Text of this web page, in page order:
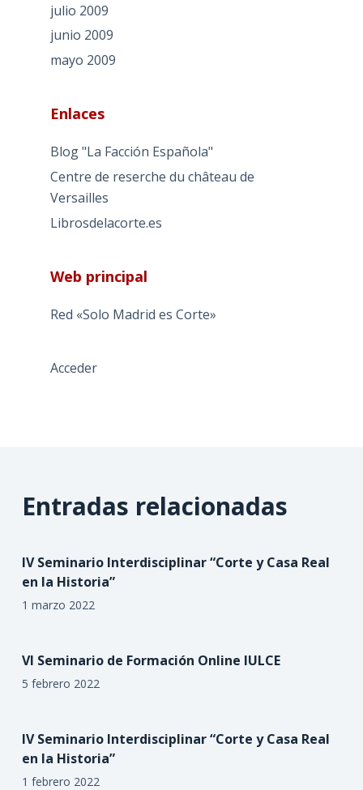
julio 2009
junio 2009
mayo 2009
Enlaces
Blog "La Facción Española"
Centre de reserche du château de
Versailles
Librosdelacorte.es
Web principal
Red «Solo Madrid es Corte»
Acceder
Entradas relacionadas
IV Seminario Interdisciplinar “Corte y Casa Real
en la Historia”
1 marzo 2022
VI Seminario de Formación Online IULCE
5 febrero 2022
IV Seminario Interdisciplinar “Corte y Casa Real
en la Historia”
1 febrero 2022